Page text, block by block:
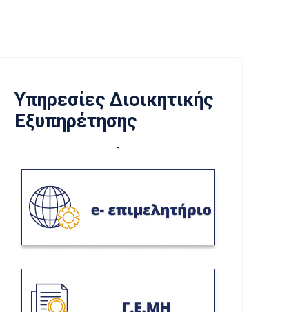
Υπηρεσίες Διοικητικής
Εξυπηρέτησης
-